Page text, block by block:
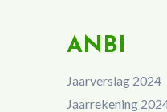
ANBI
Jaarverslag 2024
Jaarrekening